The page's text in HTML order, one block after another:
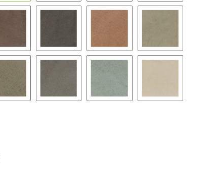
BW21 BW22 BW23 BW24
BW27 BW28 BW29 BW30